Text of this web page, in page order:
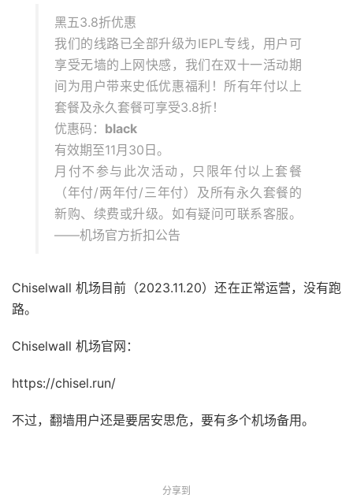
黑五3.8折优惠
我们的线路已全部升级为IEPL专线，用户可
享受无墙的上网快感，我们在双十一活动期
间为用户带来史低优惠福利！所有年付以上
套餐及永久套餐可享受3.8折！
优惠码： black
有效期至11月30日。
月付不参与此次活动，只限年付以上套餐
（年付/两年付/三年付）及所有永久套餐的
新购、续费或升级。如有疑问可联系客服。
——机场官方折扣公告
Chiselwall 机场目前（2023.11.20）还在正常运营，没有跑
路。
Chiselwall 机场官网：
https://chisel.run/
不过，翻墙用户还是要居安思危，要有多个机场备用。
分享到